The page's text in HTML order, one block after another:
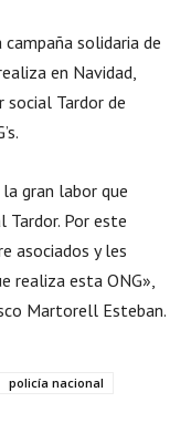
campaña solidaria de
en Navidad,
Tardor de
gran labor que
Tardor. Por este
asociados y les
realiza esta ONG»,
Martorell Esteban.
policía nacional